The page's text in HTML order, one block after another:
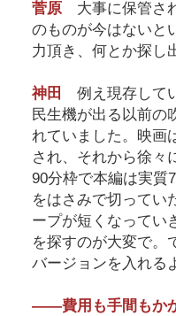
菅原 大事に保管さ
のものが今はないと
力頂き、何とか探し
神田
例え現存して
民生機が出る以前の
れていました。映画
され、それから徐々
90分枠で本編は実質
をはさみで切ってい
ープが短くなってい
を探すのが大変で。
バージョンを入れる
――費用も手間もか